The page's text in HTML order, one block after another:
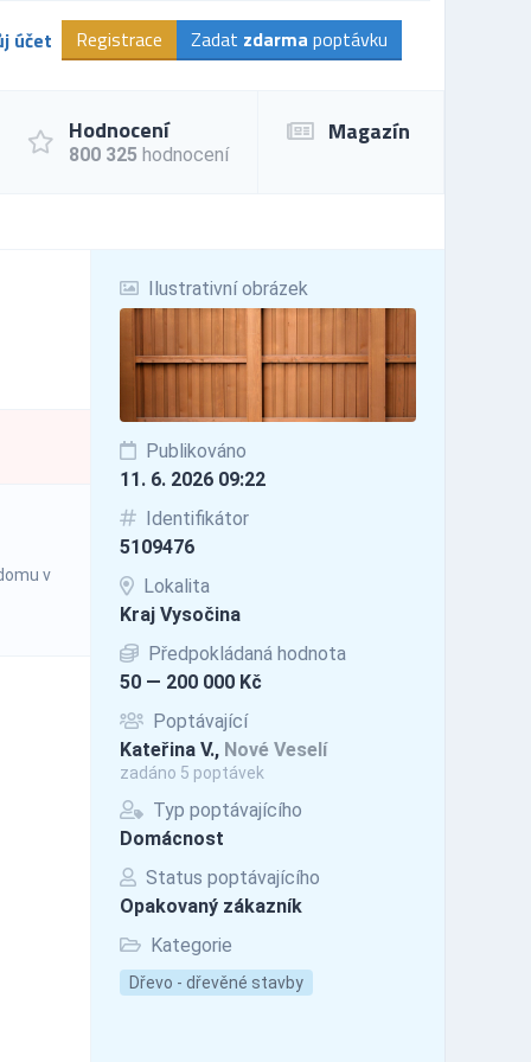
účet Registrace Zadat zdarma poptávku
Hodnocení
800 325 hodnocení
Magazín
Ilustrativní obrázek
Publikováno
11. 6. 2026 09:22
Identifikátor
5109476
Lokalita
Kraj Vysočina
Předpokládaná hodnota
50 — 200 000 Kč
Poptávající
Kateřina V., Nové Veselí
zadáno 5 poptávek
Typ poptávajícího
Domácnost
Status poptávajícího
Opakovaný zákazník
Kategorie
Dřevo - dřevěné stavby
v